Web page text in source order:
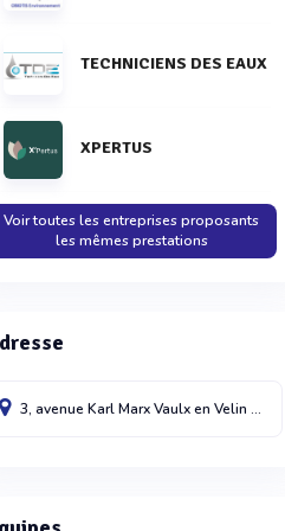
TECHNICIENS DES EAUX
XPERTUS
Voir toutes les entreprises proposants
les mêmes prestations
3, avenue Karl MarxVaulx en Velin 69120